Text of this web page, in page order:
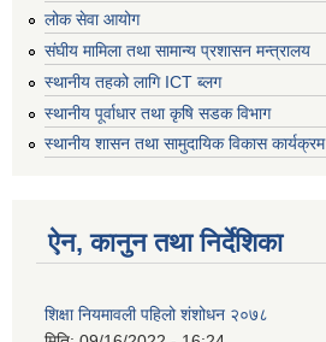
लोक सेवा आयोग
संघीय मामिला तथा सामान्य प्रशासन मन्त्रालय
स्थानीय तहको लागि ICT ब्लग
स्थानीय पूर्वाधार तथा कृषि सडक विभाग
स्थानीय शासन तथा सामुदायिक विकास कार्यक्रम
ऐन, कानुन तथा निर्देशिका
शिक्षा नियमावली पहिलो शंशोधन २०७८